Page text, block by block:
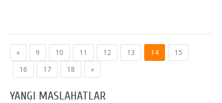
« 9 10 11 12 13 14
15
16
17 18 »
YANGI MASLAHATLAR